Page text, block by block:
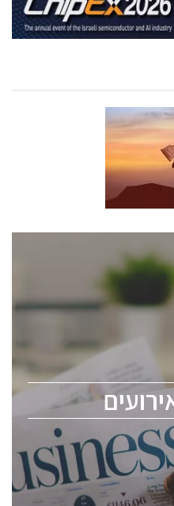
כולל מהנדסים,
ChipEx2026 will be
conference is intended
semiconductor
professional